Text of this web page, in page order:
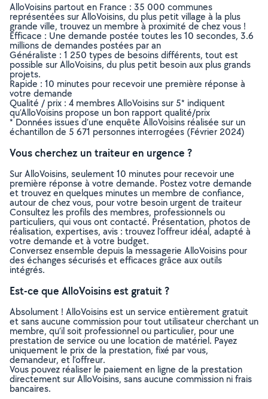
AlloVoisins partout en France : 35 000 communes
représentées sur AlloVoisins, du plus petit village à la plus
grande ville, trouvez un membre à proximité de chez vous !
Efficace : Une demande postée toutes les 10 secondes, 3.6
millions de demandes postées par an
Généraliste : 1 250 types de besoins différents, tout est
possible sur AlloVoisins, du plus petit besoin aux plus grands
projets.
Rapide : 10 minutes pour recevoir une première réponse à
votre demande
Qualité / prix : 4 membres AlloVoisins sur 5* indiquent
qu’AlloVoisins propose un bon rapport qualité/prix
* Données issues d’une enquête AlloVoisins réalisée sur un
échantillon de 5 671 personnes interrogées (Février 2024)
Vous cherchez un traiteur en urgence ?
Sur AlloVoisins, seulement 10 minutes pour recevoir une
première réponse à votre demande. Postez votre demande
et trouvez en quelques minutes un membre de confiance,
autour de chez vous, pour votre besoin urgent de traiteur
Consultez les profils des membres, professionnels ou
particuliers, qui vous ont contacté. Présentation, photos de
réalisation, expertises, avis : trouvez l'offreur idéal, adapté à
votre demande et à votre budget.
Conversez ensemble depuis la messagerie AlloVoisins pour
des échanges sécurisés et efficaces grâce aux outils
intégrés.
Est-ce que AlloVoisins est gratuit ?
Absolument ! AlloVoisins est un service entièrement gratuit
et sans aucune commission pour tout utilisateur cherchant un
membre, qu’il soit professionnel ou particulier, pour une
prestation de service ou une location de matériel. Payez
uniquement le prix de la prestation, fixé par vous,
demandeur, et l’offreur.
Vous pouvez réaliser le paiement en ligne de la prestation
directement sur AlloVoisins, sans aucune commission ni frais
bancaires.